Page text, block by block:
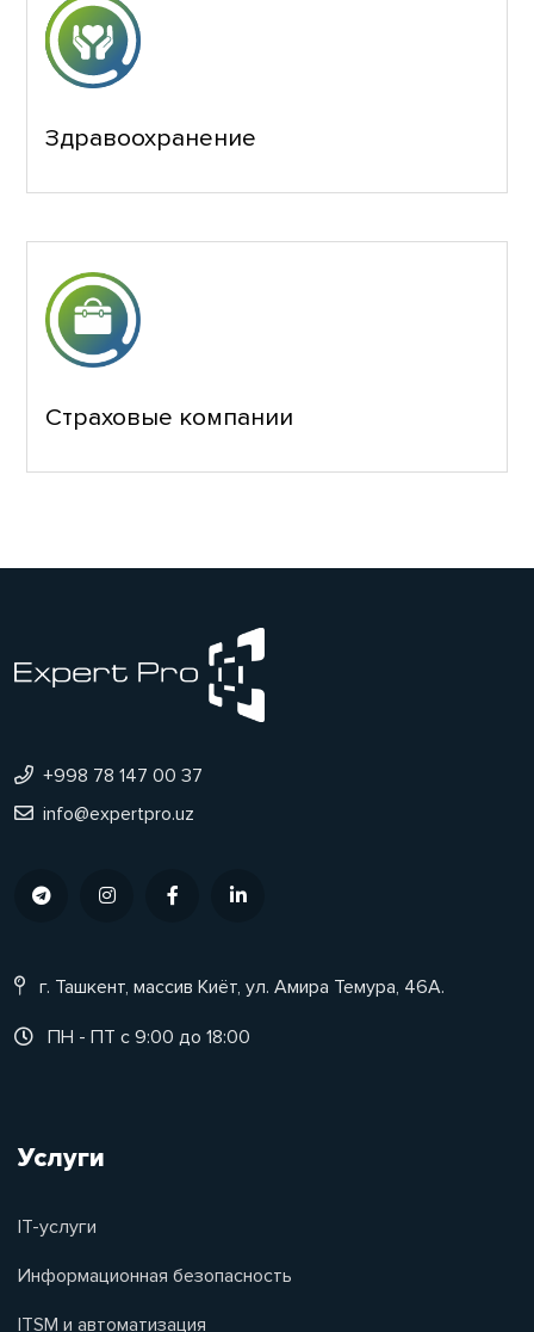
Здравоохранение
Страховые компании
+998 78 147 00 37
info@expertpro.uz
г. Ташкент, массив Киёт, ул. Амира Темура, 46А.
ПН - ПТ с 9:00 до 18:00
Услуги
IT-услуги
Информационная безопасность
ITSM и автоматизация